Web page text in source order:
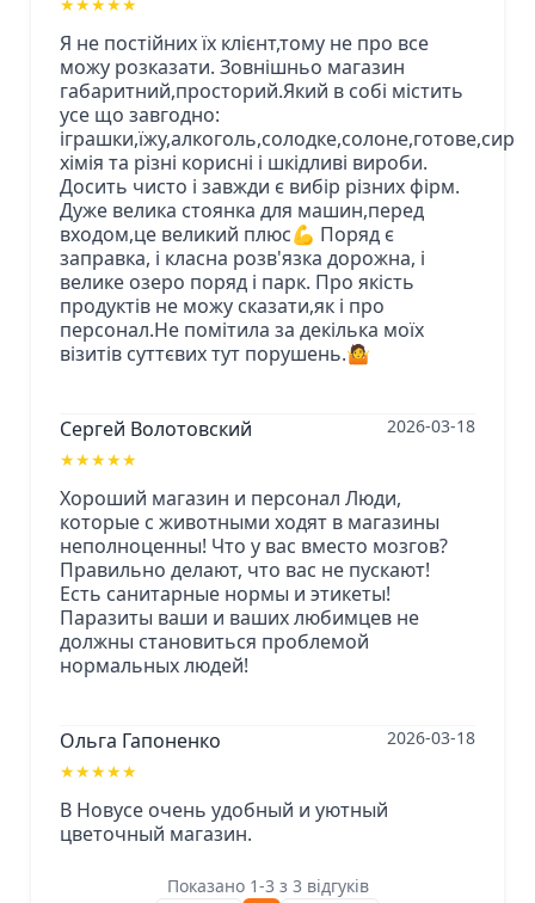
★★★★★
Я не постійних їх клієнт,тому не про все
можу розказати. Зовнішньо магазин
габаритний,просторий.Який в собі містить
усе що завгодно:
хімія та різні корисні і шкідливі вироби.
Досить чисто і завжди є вибір різних фірм.
Дуже велика стоянка для машин,перед
входом,це великий плюс💪 Поряд є
заправка, і класна розв'язка дорожна, і
велике озеро поряд і парк. Про якість
продуктів не можу сказати,як і про
персонал.Не помітила за декілька моїх
візитів суттєвих тут порушень.🤷
Сергей Волотовский
★★★★★
2026-03-18
Хороший магазин и персонал Люди,
которые с животными ходят в магазины
неполноценны! Что у вас вместо мозгов?
Правильно делают, что вас не пускают!
Есть санитарные нормы и этикеты!
Паразиты ваши и ваших любимцев не
должны становиться проблемой
нормальных людей!
Ольга Гапоненко
★★★★★
2026-03-18
В Новусе очень удобный и уютный
цветочный магазин.
Показано 1-3 з 3 відгуків